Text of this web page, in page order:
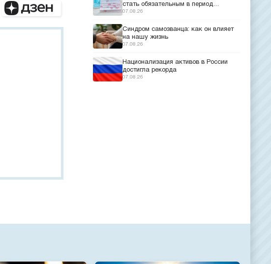
стать обязательным в период
эпидемий
07.08.26
Синдром самозванца: как он влияет
на нашу жизнь
07.08.26
Национализация активов в России
достигла рекорда
07.08.26